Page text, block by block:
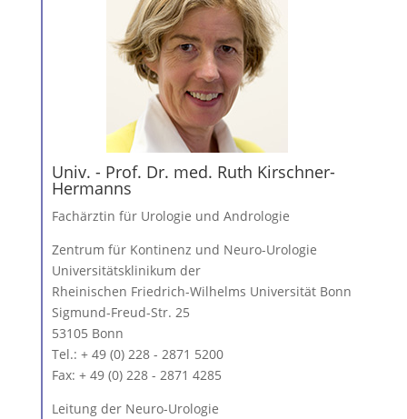
Univ. - Prof. Dr. med. Ruth Kirschner-
Hermanns
Fachärztin für Urologie und Andrologie
Zentrum für Kontinenz und Neuro-Urologie
Universitätsklinikum der
Rheinischen Friedrich-Wilhelms Universität Bonn
Sigmund-Freud-Str. 25
53105 Bonn
Tel.: + 49 (0) 228 - 2871 5200
Fax: + 49 (0) 228 - 2871 4285
Leitung der Neuro-Urologie